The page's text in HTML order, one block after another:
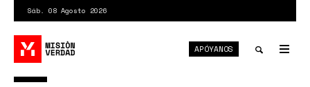
contenido
principal
Sáb. 08 Agosto 2026
APÓYANOS